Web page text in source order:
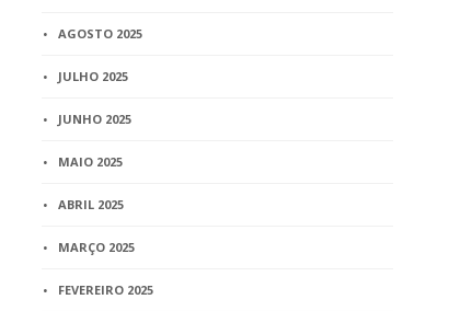
AGOSTO 2025
JULHO 2025
JUNHO 2025
MAIO 2025
ABRIL 2025
MARÇO 2025
FEVEREIRO 2025